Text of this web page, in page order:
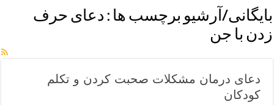
دعای مجرب برای رفع گرفتاری – ذکر قوی برای جلوگیری از اندوه و
دعا برای عاشق شدن طرف مقابل – عاشق کردن طرف مقابل از راه
دعای حفظ جان عزیزان از بلا در سفر – دعا برای رفع حوادث بد روزانه
دعای روزی و رفع فقر – دعای مجرب برای گشایش مالی و برکت در کار
بایگانی/آرشیو برچسب ها : دعای حرف
زدن با جن
دعای درمان مشکلات صحبت کردن و تکلم
کودکان